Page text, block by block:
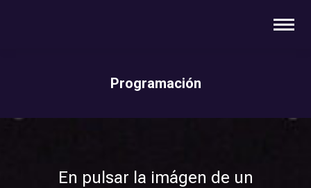
Programación
En pulsar la imágen de un